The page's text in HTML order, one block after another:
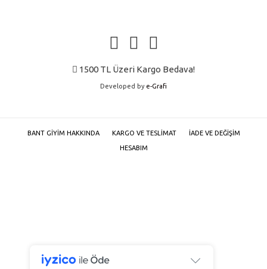
1500 TL Üzeri Kargo Bedava!
Developed by e-Grafi
BANT GIYIM HAKKINDA KARGO VE TESLIMAT İADE VE DEĞIŞIM
HESABIM